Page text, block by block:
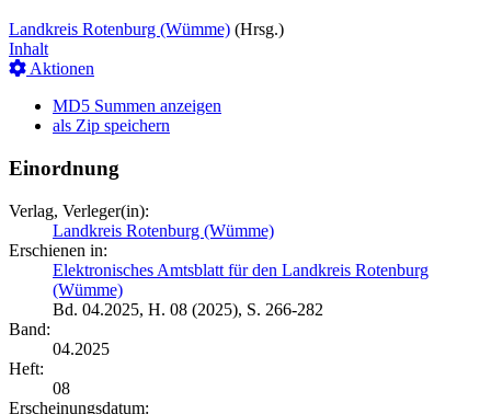
Landkreis Rotenburg (Wümme) (Hrsg.)
Inhalt
Aktionen
MD5 Summen anzeigen
als Zip speichern
Einordnung
Verlag, Verleger(in):
Landkreis Rotenburg (Wümme)
Erschienen in:
Elektronisches Amtsblatt für den Landkreis Rotenburg
(Wümme)
Bd. 04.2025, H. 08 (2025), S. 266-282
Band:
04.2025
Heft:
08
Erscheinungsdatum: